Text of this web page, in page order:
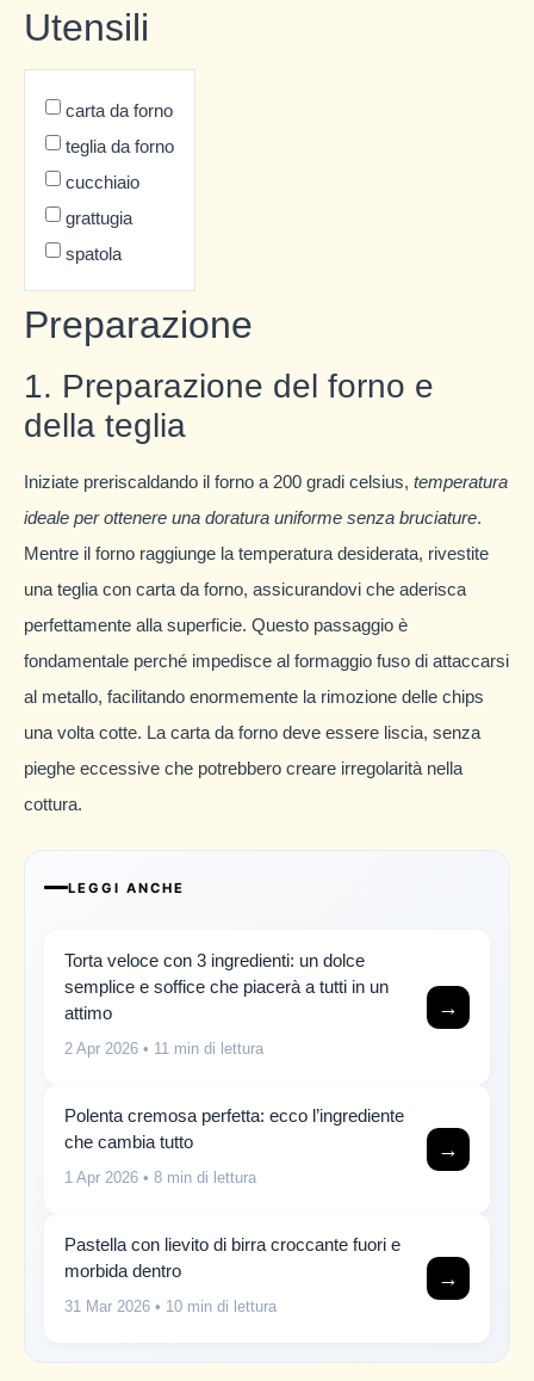
Utensili
carta da forno
teglia da forno
cucchiaio
grattugia
spatola
Preparazione
1. Preparazione del forno e
della teglia
Iniziate preriscaldando il forno a 200 gradi celsius, temperatura
ideale per ottenere una doratura uniforme senza bruciature.
Mentre il forno raggiunge la temperatura desiderata, rivestite
una teglia con carta da forno, assicurandovi che aderisca
perfettamente alla superficie. Questo passaggio è
fondamentale perché impedisce al formaggio fuso di attaccarsi
al metallo, facilitando enormemente la rimozione delle chips
una volta cotte. La carta da forno deve essere liscia, senza
pieghe eccessive che potrebbero creare irregolarità nella
cottura.
LEGGI ANCHE
Torta veloce con 3 ingredienti: un dolce
semplice e soffice che piacerà a tutti in un
attimo
2 Apr 2026 • 11 min di lettura
→
Polenta cremosa perfetta: ecco l’ingrediente
che cambia tutto
1 Apr 2026 • 8 min di lettura
→
Pastella con lievito di birra croccante fuori e
morbida dentro
31 Mar 2026 • 10 min di lettura
→